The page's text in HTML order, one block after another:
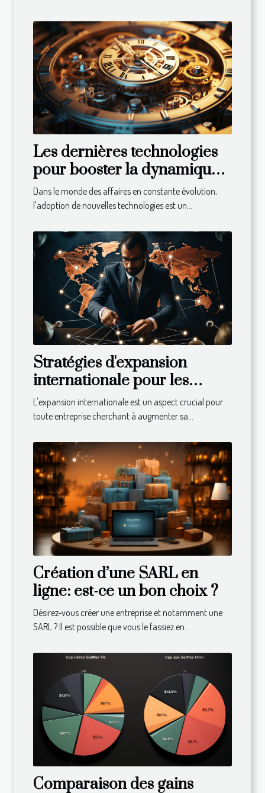
Les dernières technologies
pour booster la dynamique
de votre entreprise
Dans le monde des affaires en constante évolution,
l'adoption de nouvelles technologies est un...
Stratégies d'expansion
internationale pour les
entreprises
L'expansion internationale est un aspect crucial pour
toute entreprise cherchant à augmenter sa...
Création d’une SARL en
ligne: est-ce un bon choix ?
Désirez-vous créer une entreprise et notamment une
SARL ? Il est possible que vous le fassiez en...
Comparaison des gains